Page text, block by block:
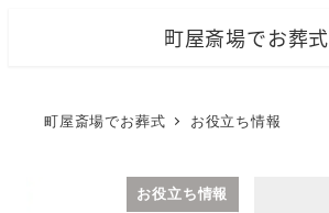
町屋斎場でお葬式
町屋斎場でお葬式 お役立ち情報
お役立ち情報